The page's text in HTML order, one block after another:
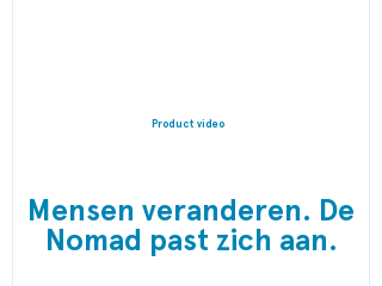
Product video
Mensen veranderen. De
Nomad past zich aan.